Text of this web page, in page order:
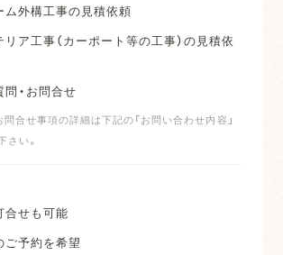
ム外構工事の見積依頼
ア工事（カーポート等の工事）の見積依
・お問合せ
合せ事項の詳細は下記の「お問い合わせ内容」
い。
合せも可能
ご予約を希望